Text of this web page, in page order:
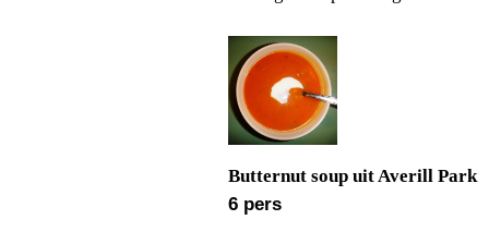
Butternut soup uit Averill Park
6 pers